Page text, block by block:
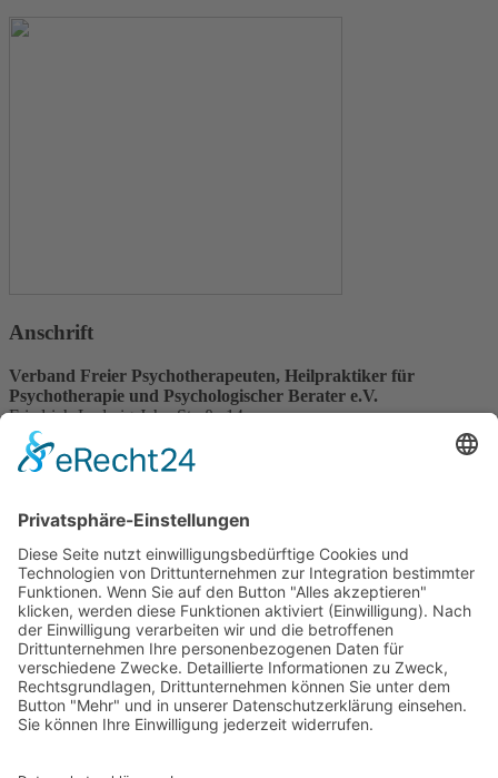
Anschrift
Verband Freier Psychotherapeuten, Heilpraktiker für
Psychotherapie und Psychologischer Berater e.V.
Friedrich-Ludwig-Jahn-Straße 14
31582 Nienburg/Weser
Service-Team
05021-8650320
Diese E-Mail-Adresse ist vor Spambots geschützt! Zur Anzeige
muss JavaScript eingeschaltet sein.
Wir sind Mitglied